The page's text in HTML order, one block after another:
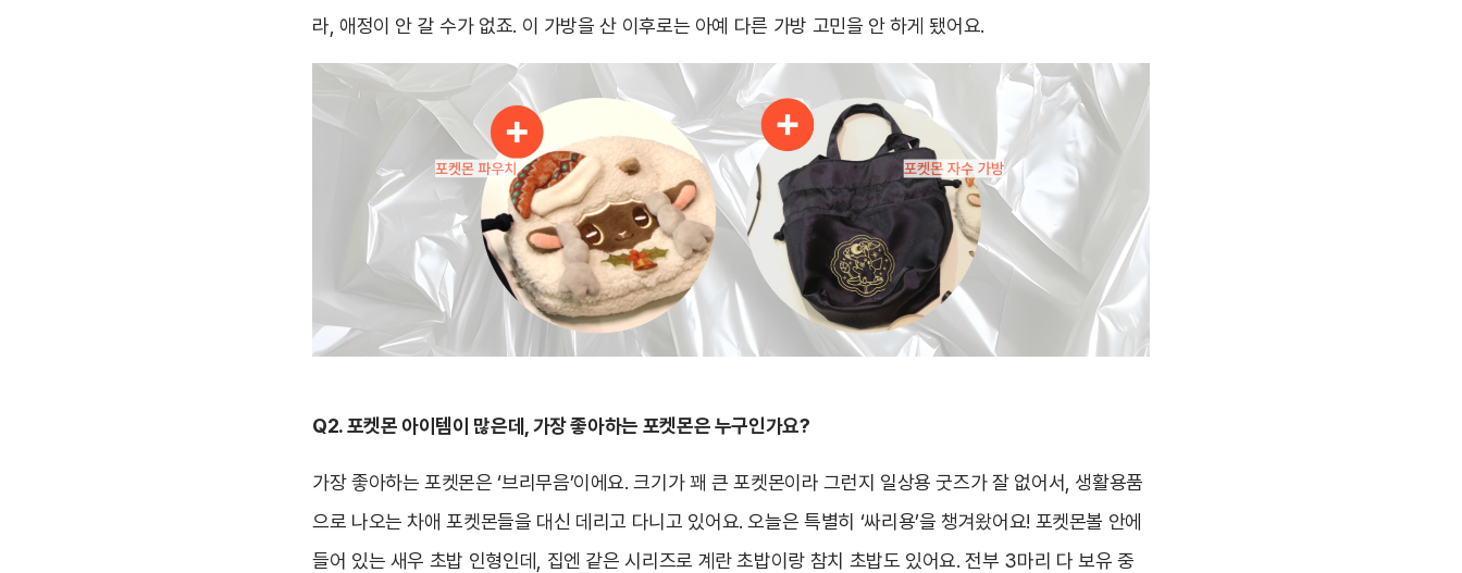
라, 애정이 안 갈 수가 없죠. 이 가방을 산 이후로는 아예 다른 가방 고민을 안 하게 됐어요.
Q2. 포켓몬 아이템이 많은데, 가장 좋아하는 포켓몬은 누구인가요?
가장 좋아하는 포켓몬은 ‘브리무음’이에요. 크기가 꽤 큰 포켓몬이라 그런지 일상용 굿즈가 잘 없어서, 생활용품
으로 나오는 차애 포켓몬들을 대신 데리고 다니고 있어요. 오늘은 특별히 ‘싸리용’을 챙겨왔어요! 포켓몬볼 안에
들어 있는 새우 초밥 인형인데, 집엔 같은 시리즈로 계란 초밥이랑 참치 초밥도 있어요. 전부 3마리 다 보유 중